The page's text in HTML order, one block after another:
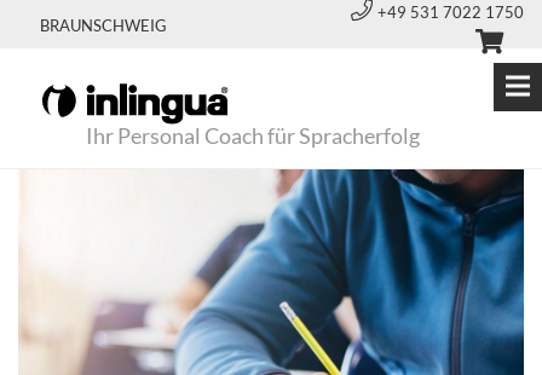
BRAUNSCHWEIG
+49 531 7022 1750
Ihr Personal Coach für Spracherfolg